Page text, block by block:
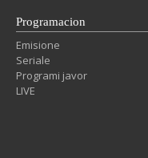
Programacion
Emisione
Seriale
Programi javor
LIVE